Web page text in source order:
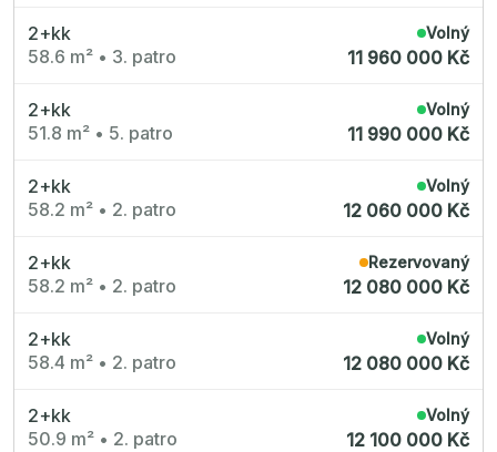
2+kk
58.6 m² • 3. patro
Volný
11 960 000 Kč
2+kk
51.8 m² • 5. patro
Volný
11 990 000 Kč
2+kk
58.2 m² • 2. patro
Volný
12 060 000 Kč
2+kk
58.2 m² • 2. patro
Rezervovaný
12 080 000 Kč
2+kk
58.4 m² • 2. patro
Volný
12 080 000 Kč
2+kk
50.9 m² • 2. patro
Volný
12 100 000 Kč